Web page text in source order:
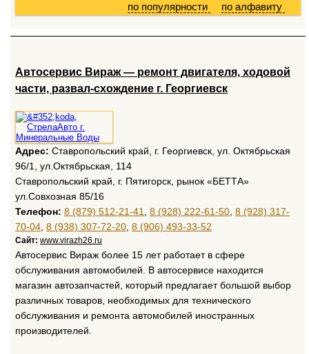
по алфавиту
по популярности
Автосервис Вираж — ремонт двигателя, ходовой
части, развал-схождение г. Георгиевск
Адрес: Ставропольский край, г. Георгиевск, ул. Октябрьская
96/1, ул.Октябрьская, 114
Ставропольский край, г. Пятигорск, рынок «БЕТТА»
ул.Совхозная 85/16
Телефон: 8 (879) 512-21-41 8 (928) 222-61-50 8 (928) 317-
70-04 8 (938) 307-72-20 8 (906) 493-33-52
Сайт: www.virazh26.ru
Автосервис Вираж более 15 лет работает в сфере
обслуживания автомобилей. В автосервисе находится
магазин автозапчастей, который предлагает большой выбор
различных товаров, необходимых для технического
обслуживания и ремонта автомобилей иностранных
производителей.